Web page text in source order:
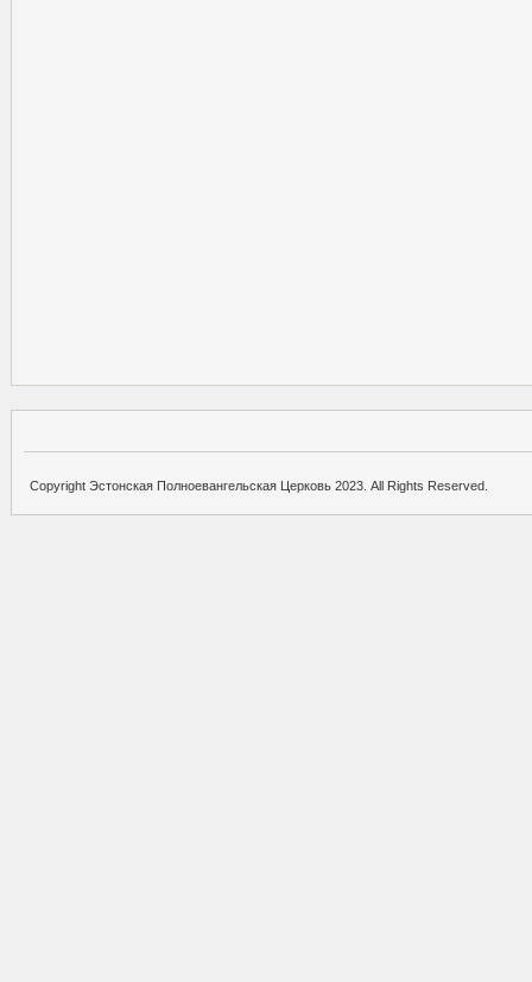
Copyright Эстонская Полноевангельская Церковь 2023. All Rights Reserved.